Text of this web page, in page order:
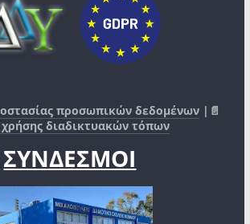
προσωπικών δεδομένων |📄
διαδικτυακών τόπων
ΣΥΝΔΕΣΜΟΙ